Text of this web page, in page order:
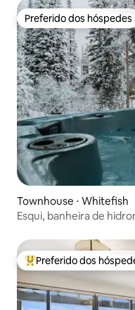
Preferido dos hóspedes
Preferido dos hóspedes
Townhouse ⋅ Whitefish
Esqui, banheira de
Entre os melhores
Preferido dos